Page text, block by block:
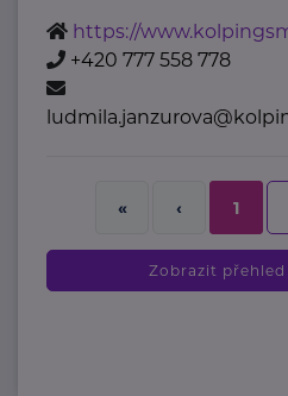
https://
+420 777 558 778
« ‹ 1
Zobrazit